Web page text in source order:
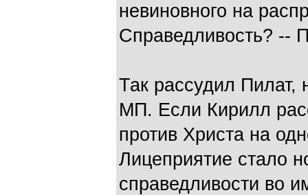
невиновного на
Справедливость? --
Так рассудил
МП. Если Кирилл
против Христа на
Лицеприятие стало
справедливости во